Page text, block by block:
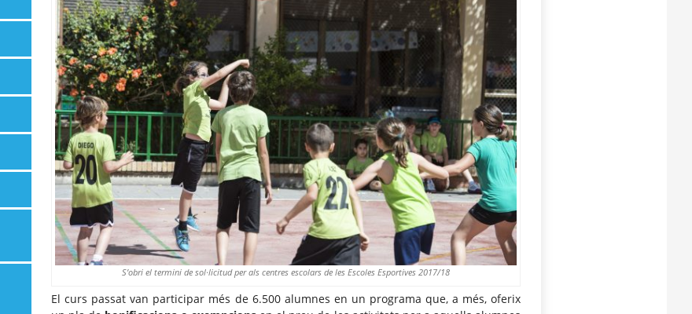
S’obri el termini de sol·licitud per als centres escolars de les Escoles Esportives 2017/18
El curs passat van participar més de 6.500 alumnes en un programa que, a més, oferix